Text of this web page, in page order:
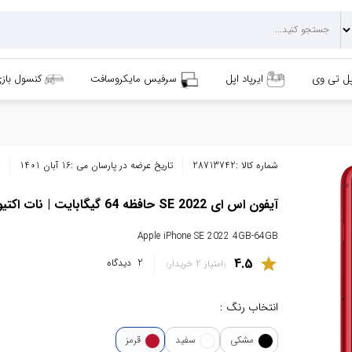
تی وی ایرپاد اپل سرفیس مایکروسافت کنسول
شماره کالا :28713742 تاریخ عرضه در پارسان می :16 آبان 1401
آیفون اس ای SE 2022 حافظه 64 گیگابایت | نات اکتیو و رجیستر شده
Apple iPhone SE 2022 4GB-64GB
star
4.5 امتیاز 2 خریدار 2 دیدگاه
انتخاب رنگ :
مشکی سفید قرمز